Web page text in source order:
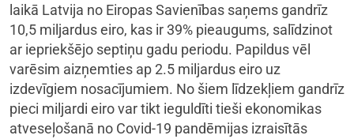
laikā Latvija no Eiropas Savienības saņems gandrīz
10,5 miljardus eiro, kas ir 39% pieaugums, salīdzinot
ar iepriekšējo septiņu gadu periodu. Papildus vēl
varēsim aizņemties ap 2.5 miljardus eiro uz
izdevīgiem nosacījumiem. No šiem līdzekļiem gandrīz
pieci miljardi eiro var tikt ieguldīti tieši ekonomikas
atveseļošanā no Covid-19 pandēmijas izraisītās